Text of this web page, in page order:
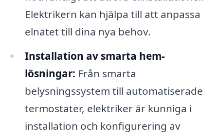
Elektrikern kan hjälpa till att anpassa
elnätet till dina nya behov.
Installation av smarta hem-
lösningar: Från smarta
belysningssystem till automatiserade
termostater, elektriker är kunniga i
installation och konfigurering av